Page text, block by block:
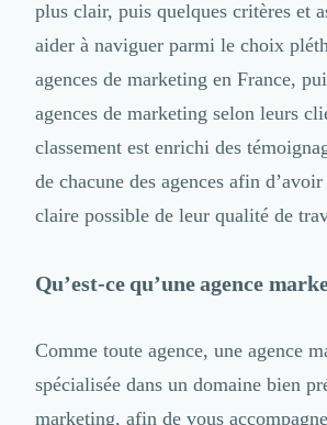
Logiciel SIRH
Logiciel de Gestion des Recrutements (ATS)
Solutions pour CSE
Inbound Marketing
Image de Marque & Branding
Relations Presse et Publiques
Production Vidéo
Événementiel
Social Ads
Search Engine Optimisation (SEO)
Social Media
plus clair, puis quelques critères et
aider à naviguer parmi le choix
agences de marketing en France,
agences de marketing selon leurs
classement est enrichi des
de chacune des agences afin
claire possible de leur qualité de
Qu’est-ce qu’une agence
Comme toute agence, une agence
spécialisée dans un domaine bien
marketing, afin de vous